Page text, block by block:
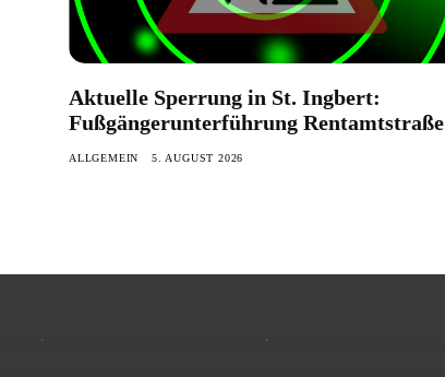
Aktuelle Sperrung in St. Ingbert:
Fußgängerunterführung Rentamtstraße
ALLGEMEIN 5. AUGUST 2026